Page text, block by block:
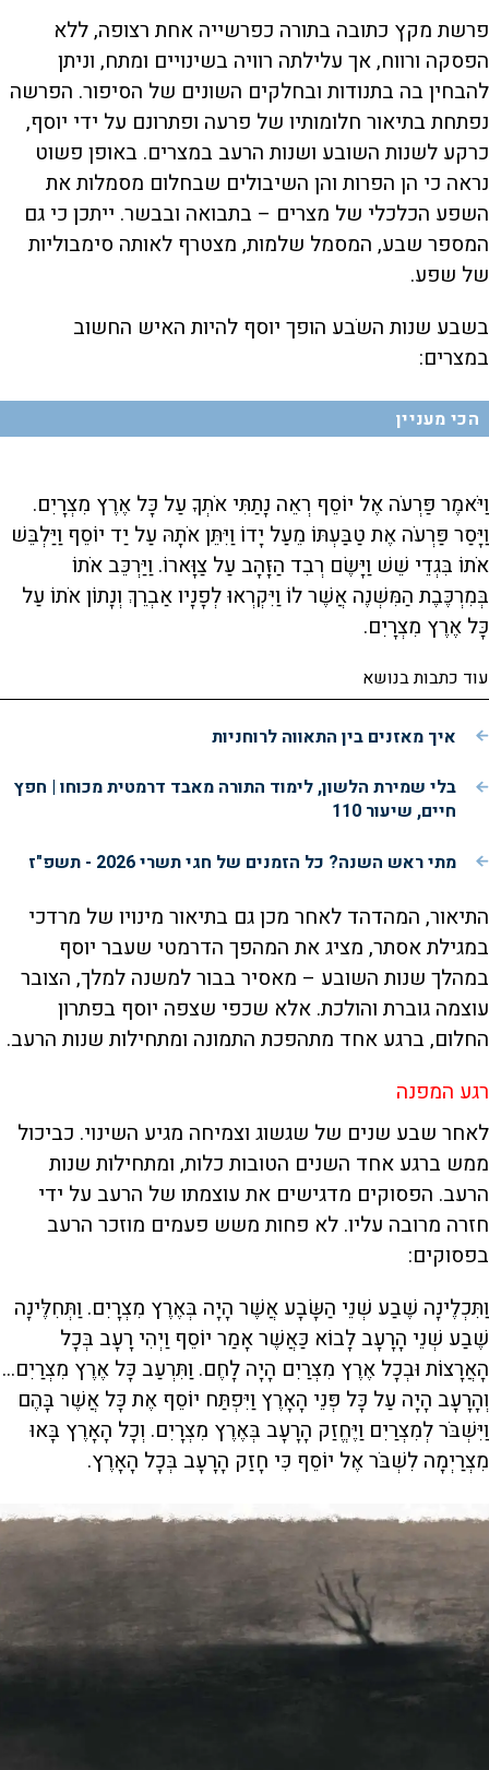
פרשת מקץ כתובה בתורה כפרשייה אחת רצופה, ללא
הפסקה ורווח, אך עלילתה רוויה בשינויים ומתח, וניתן
להבחין בה בתנודות ובחלקים השונים של הסיפור. הפרשה
נפתחת בתיאור חלומותיו של פרעה ופתרונם על ידי יוסף,
כרקע לשנות השובע ושנות הרעב במצרים. באופן פשוט
נראה כי הן הפרות והן השיבולים שבחלום מסמלות את
השפע הכלכלי של מצרים – בתבואה ובבשר. ייתכן כי גם
המספר שבע, המסמל שלמות, מצטרף לאותה סימבוליות
של שפע.
בשבע שנות השֹבע הופך יוסף להיות האיש החשוב
במצרים:
הכי מעניין
וַיֹּאמֶר פַּרְעֹה אֶל יוֹסֵף רְאֵה נָתַתִּי אֹתְךָ עַל כָּל אֶרֶץ מִצְרָיִם.
וַיָּסַר פַּרְעֹה אֶת טַבַּעְתּוֹ מֵעַל יָדוֹ וַיִּתֵּן אֹתָהּ עַל יַד יוֹסֵף וַיַּלְבֵּשׁ
אֹתוֹ בִּגְדֵי שֵׁשׁ וַיָּשֶׂם רְבִד הַזָּהָב עַל צַוָּארוֹ. וַיַּרְכֵּב אֹתוֹ
בְּמִרְכֶּבֶת הַמִּשְׁנֶה אֲשֶׁר לוֹ וַיִּקְרְאוּ לְפָנָיו אַבְרֵךְ וְנָתוֹן אֹתוֹ עַל
כָּל אֶרֶץ מִצְרָיִם.
עוד כתבות בנושא
איך מאזנים בין התאווה לרוחניות
בלי שמירת הלשון, לימוד התורה מאבד דרמטית מכוחו | חפץ
חיים, שיעור 110
מתי ראש השנה? כל הזמנים של חגי תשרי 2026 - תשפ"ז
התיאור, המהדהד לאחר מכן גם בתיאור מינויו של מרדכי
במגילת אסתר, מציג את המהפך הדרמטי שעבר יוסף
במהלך שנות השובע – מאסיר בבור למשנה למלך, הצובר
עוצמה גוברת והולכת. אלא שכפי שצפה יוסף בפתרון
החלום, ברגע אחד מתהפכת התמונה ומתחילות שנות הרעב.
רגע המפנה
לאחר שבע שנים של שגשוג וצמיחה מגיע השינוי. כביכול
ממש ברגע אחד השנים הטובות כלות, ומתחילות שנות
הרעב. הפסוקים מדגישים את עוצמתו של הרעב על ידי
חזרה מרובה עליו. לא פחות משש פעמים מוזכר הרעב
בפסוקים:
וַתִּכְלֶינָה שֶׁבַע שְׁנֵי הַשָּׂבָע אֲשֶׁר הָיָה בְּאֶרֶץ מִצְרָיִם. וַתְּחִלֶּינָה
שֶׁבַע שְׁנֵי הָרָעָב לָבוֹא כַּאֲשֶׁר אָמַר יוֹסֵף וַיְהִי רָעָב בְּכָל
הָאֲרָצוֹת וּבְכָל אֶרֶץ מִצְרַיִם הָיָה לָחֶם. וַתִּרְעַב כָּל אֶרֶץ מִצְרַיִם...
וְהָרָעָב הָיָה עַל כָּל פְּנֵי הָאָרֶץ וַיִּפְתַּח יוֹסֵף אֶת כָּל אֲשֶׁר בָּהֶם
וַיִּשְׁבֹּר לְמִצְרַיִם וַיֶּחֱזַק הָרָעָב בְּאֶרֶץ מִצְרָיִם. וְכָל הָאָרֶץ בָּאוּ
מִצְרַיְמָה לִשְׁבֹּר אֶל יוֹסֵף כִּי חָזַק הָרָעָב בְּכָל הָאָרֶץ.